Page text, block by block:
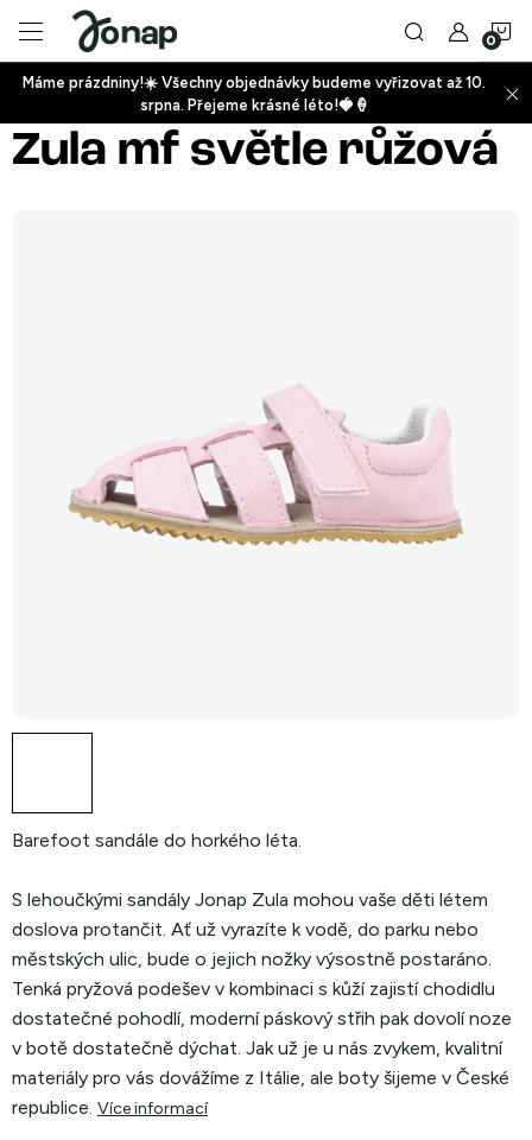
obsah
+
Máme prázdniny!☀️ Všechny objednávky budeme vyřizovat až 10.
srpna. Přejeme krásné léto!🍓🍦
Zula mf světle růžová
Barefoot sandále do horkého léta.
S lehoučkými sandály Jonap Zula mohou vaše děti létem
doslova protančit. Ať už vyrazíte k vodě, do parku nebo
městských ulic, bude o jejich nožky výsostně postaráno.
Tenká pryžová podešev v kombinaci s kůží zajistí chodidlu
dostatečné pohodlí, moderní páskový střih pak dovolí noze
v botě dostatečně dýchat. Jak už je u nás zvykem, kvalitní
materiály pro vás dovážíme z Itálie, ale boty šijeme v České
republice. Více informací